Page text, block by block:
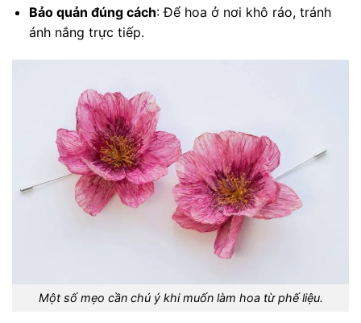
Bảo quản đúng cách: Để hoa ở nơi khô ráo, tránh
ánh nắng trực tiếp.
Một số mẹo cần chú ý khi muốn làm hoa từ phế liệu.